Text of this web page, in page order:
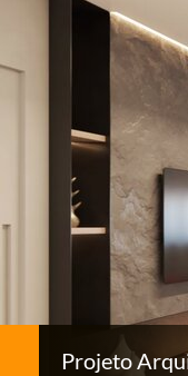
Projeto